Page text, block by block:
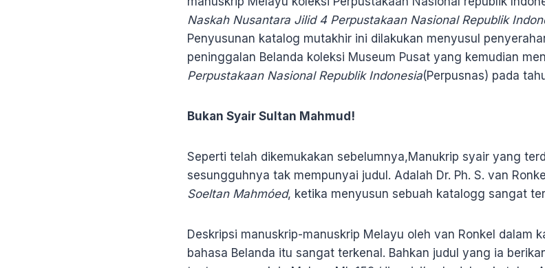
Naskah Nusantara Jilid 4 Perpustakaan Nasional Republik
Penyusunan katalog mutakhir ini dilakukan menyusul
peninggalan Belanda koleksi Museum Pusat yang kemudian
Perpustakaan Nasional Republik Indonesia(Perpusnas) pada
Bukan Syair Sultan Mahmud!
Seperti telah dikemukakan sebelumnya,Manukrip syair yang
sesungguhnya tak mempunyai judul. Adalah Dr. Ph. S. van
Soeltan Mahmóed, ketika menyusun sebuah katalogg sangat
Deskripsi manuskrip-manuskrip Melayu oleh van Ronkel dalam
bahasa Belanda itu sangat terkenal. Bahkan judul yang ia